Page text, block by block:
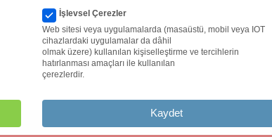
İşlevsel Çerezler
Web sitesi veya uygulamalarda (masaüstü, mobil veya IOT
cihazlardaki uygulamalar da dâhil
olmak üzere) kullanılan kişiselleştirme ve tercihlerin
hatırlanması amaçları ile kullanılan
çerezlerdir.
Kaydet